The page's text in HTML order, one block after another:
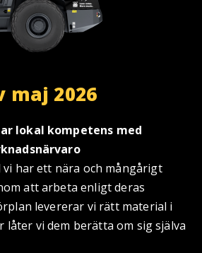
maj 2026
lokal kompetens med
vi har ett nära och mångårigt
att arbeta enligt deras
levererar vi rätt material i
låter vi dem berätta om sig själva